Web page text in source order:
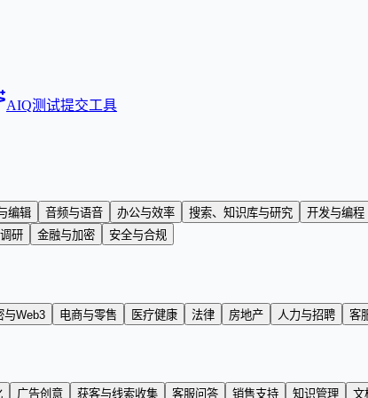
AIQ测试提交工具
编辑 音频与语音 办公与效率 搜索、知识库与研究 开发与编程
研
金融与加密 安全与合规
与Web3 电商与零售 医疗健康 法律 房地产 人力与招聘 客
广告创意 获客与线索收集 客服问答 销售支持 知识管理 文